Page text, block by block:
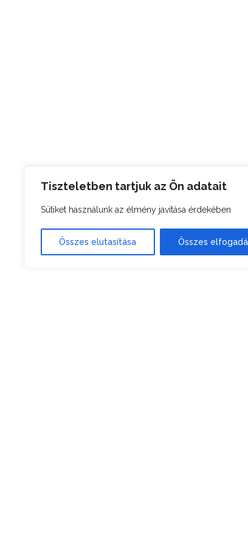
Tiszteletben tartjuk az Ön adatait
Sütiket használunk az élmény javítása érdekében
Összes elutasítása Összes